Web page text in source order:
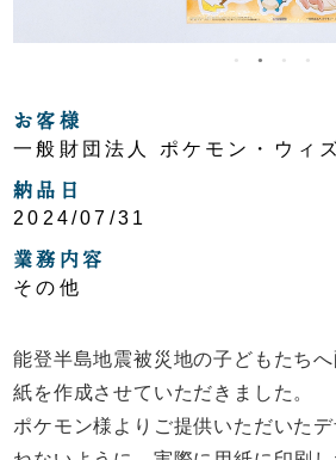
お客様
一般財団法人 ポケモン・ウィ
納品日
2024/07/31
業務内容
その他
能登半島地震被災地の子どもたち
紙を作成させていただきました。
ポケモン様よりご提供いただいた